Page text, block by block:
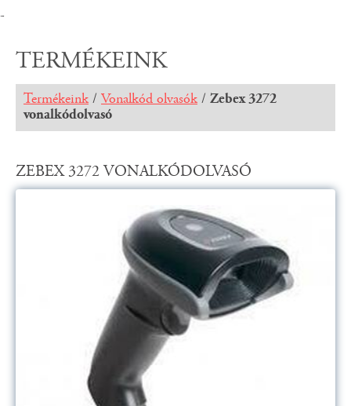
-
TERMÉKEINK
Termékeink / Vonalkód olvasók / Zebex 3272
vonalkódolvasó
ZEBEX 3272 VONALKÓDOLVASÓ